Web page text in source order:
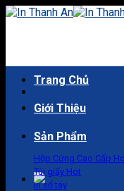
Skip
Trang Chủ
Giới Thiệu
Sản Phẩm
Hộp Cứng Cao Cấp
Túi giấy
In sổ tay